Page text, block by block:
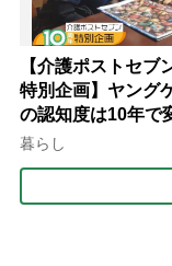
【介護ポストセブ
特別企画】ヤング
の認知度は10年で
行語大賞にノミネ
暮らし